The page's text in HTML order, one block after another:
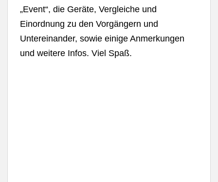
„Event“, die Geräte, Vergleiche und
Einordnung zu den Vorgängern und
Untereinander, sowie einige Anmerkungen
und weitere Infos. Viel Spaß.